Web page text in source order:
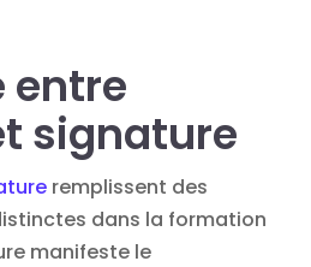
entre
signature
remplissent des
dans la formation
manifeste le